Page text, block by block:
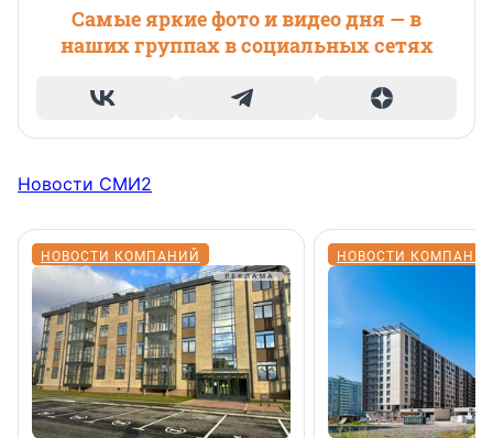
Самые яркие фото и видео дня — в
наших группах в социальных сетях
Новости СМИ2
НОВОСТИ КОМПАНИЙ НОВОСТИ